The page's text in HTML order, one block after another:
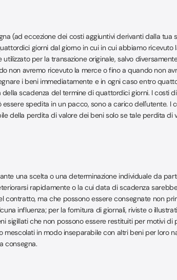
(ad eccezione dei costi aggiuntivi derivanti dalla tua
giorni dal giorno in cui in cui abbiamo ricevuto
per la transazione originale, salvo
non avremo ricevuto la merce o fino a quando non
i beni immediatamente e in ogni caso entro
scadenza del termine di quattordici giorni. I costi
spedita in un pacco, sono a carico dell'utente. I
della perdita di valore dei beni solo se tale perdita di
una scelta o una determinazione individuale da
rapidamente o la cui data di scadenza
contratto, ma che possono essere consegnate non
influenza; per la fornitura di giornali, riviste o
che non possono essere restituiti per motivi di
in modo inseparabile con altri beni per loro
consegna.